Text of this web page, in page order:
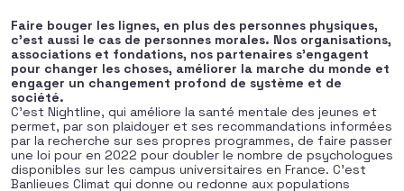
Faire bouger les lignes, en plus des personnes physiques,
c’est aussi le cas de personnes morales. Nos organisations,
associations et fondations, nos partenaires s’engagent
pour changer les choses, améliorer la marche du monde et
engager un changement profond de système et de
société.
C’est Nightline, qui améliore la santé mentale des jeunes et
permet, par son plaidoyer et ses recommandations informées
par la recherche sur ses propres programmes, de faire passer
une loi pour en 2022 pour doubler le nombre de psychologues
disponibles sur les campus universitaires en France. C’est
Banlieues Climat qui donne ou redonne aux populations